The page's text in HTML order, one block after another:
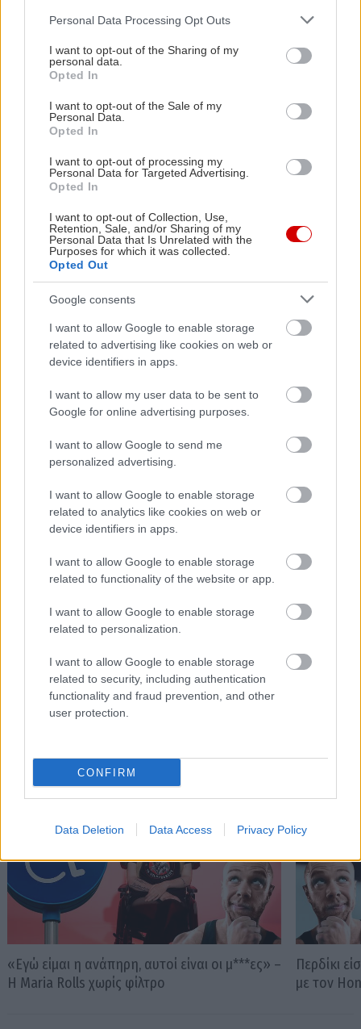
Please note that this website/app uses one or more Google
not limited to your visit or usage behaviour. You may click to
grant or deny consent to Google and its third-party tags to
use your data for below specified purposes in below Google
consent section.
Personal Data Processing Opt Outs
I want to opt-out of the Sharing of my
personal data.
Opted In
I want to opt-out of the Sale of my
Personal Data.
Opted In
I want to opt-out of processing my
Personal Data for Targeted Advertising.
Opted In
I want to opt-out of Collection, Use,
Retention, Sale, and/or Sharing of my
Personal Data that Is Unrelated with the
Purposes for which it was collected.
Opted Out
Google consents
I want to allow Google to enable storage
related to advertising like cookies on web or
device identifiers in apps.
I want to allow my user data to be sent to
Google for online advertising purposes.
I want to allow Google to send me
personalized advertising.
I want to allow Google to enable storage
related to analytics like cookies on web or
device identifiers in apps.
I want to allow Google to enable storage
related to functionality of the website or app.
I want to allow Google to enable storage
related to personalization.
I want to allow Google to enable storage
related to security, including authentication
functionality and fraud prevention, and other
user protection.
CONFIRM
Data Deletion Data Access Privacy Policy
Γεννήθηκε τον Νοέμβριο του 2005, βρήκε τον δρόμο της
(μαζί με την έμπνευση) στα στενά της Αθήνας, κι από τότε
μέχρι σήμερα δεν έχει σταματήσει να μεγαλώνει.
Αμετανόητα περίεργη, θα πάει με την ίδια ευκολία σε
συνοικιακά κουτούκια και σε τρέντι μπαρ, και θα σου μιλήσει
με τον ίδιο ενθουσιασμό για τα ταξίδια της, τα νέα της
ημέρας, τα θέατρα της πόλης, τις παλαβομάρες του ίντερνετ
και τις τελευταίες τάσεις σε διατροφή και άσκηση. Υπόσχεται
πως μόνο ό,τι αξίζει γίνεται byte.
Μείνε Αύγουστο στην Αθήνα κι άσε τους
άλλους να λένε
Πώς θα
«Εγώ είμαι η ανάπηρη, αυτοί είναι οι μ***ες» –
Η Maria Rolls χωρίς φίλτρο
Περδίκι
με τον